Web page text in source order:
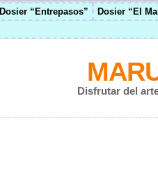
Dosier “Entrepasos”
Dosier “El
Disfrutar del